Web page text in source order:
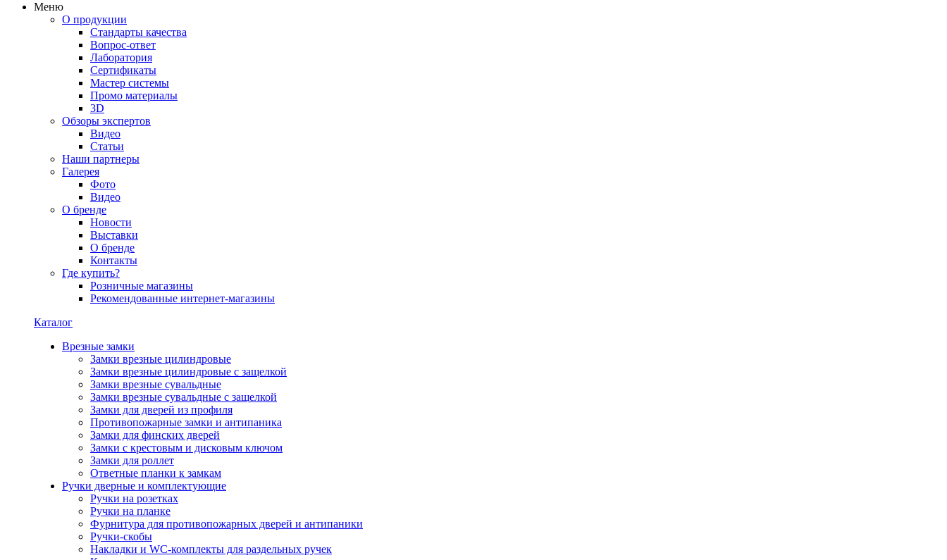
Меню
О продукции
Стандарты качества
Вопрос-ответ
Лаборатория
Сертификаты
Мастер системы
Промо материалы
3D
Обзоры экспертов
Видео
Статьи
Наши партнеры
Галерея
Фото
Видео
О бренде
Новости
Выставки
О бренде
Контакты
Где купить?
Розничные магазины
Рекомендованные интернет-магазины
Каталог
Врезные замки
Замки врезные цилиндровые
Замки врезные цилиндровые с защелкой
Замки врезные сувальдные
Замки врезные сувальдные с защелкой
Замки для дверей из профиля
Противопожарные замки и антипаника
Замки для финских дверей
Замки с крестовым и дисковым ключом
Замки для роллет
Ответные планки к замкам
Ручки дверные и комплектующие
Ручки на розетках
Ручки на планке
Фурнитура для противопожарных дверей и антипаники
Ручки-скобы
Накладки и WC-комплекты для раздельных ручек